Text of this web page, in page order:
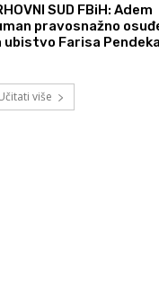
SUD FBiH: Adem
pravosnažno
ubistvo Farisa Pendeka
više